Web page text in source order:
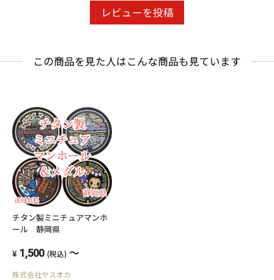
ちゃんとしたものを息子に用意したく注文しま
した。刺繍もすごく素敵で、価格妥当の品だと
つっぱり（プラスチック）の両サイドキャップ
次も男の子だったらリピしたいです！
使い道 イベント 使う人 子供へ 購入回数 はじめ
て
レビューを投稿
この商品を見た人はこんな商品も見ています
チタン製ミニチュアマンホ
ール 静岡県
1,500 (税込) ～
株式会社ヤスオカ